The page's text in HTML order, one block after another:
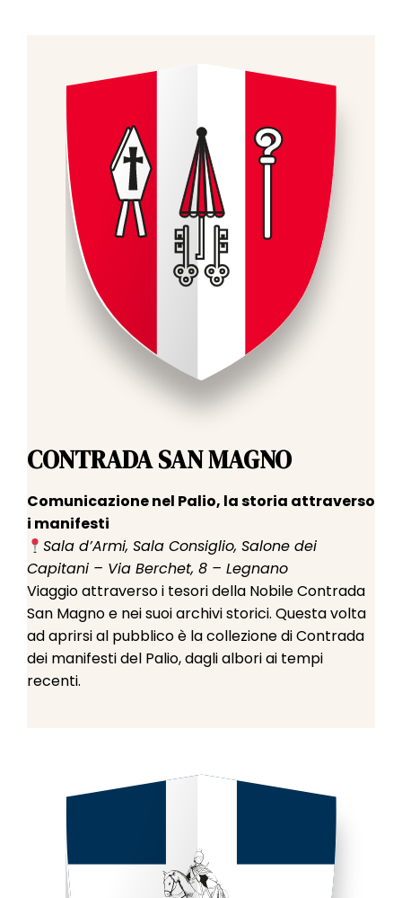
CONTRADA SAN MAGNO
Comunicazione nel Palio, la storia attraverso
i manifesti
Sala d’Armi, Sala Consiglio, Salone dei
Capitani – Via Berchet, 8 – Legnano
Viaggio attraverso i tesori della Nobile Contrada
San Magno e nei suoi archivi storici. Questa volta
ad aprirsi al pubblico è la collezione di Contrada
dei manifesti del Palio, dagli albori ai tempi
recenti.